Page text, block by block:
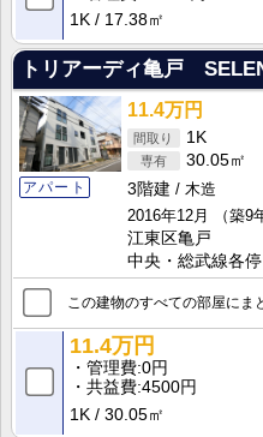
1K
17.38㎡
トリアーディ亀戸
アパート
11.4万円
1K
30.05㎡
3階建
木造
2016年12月
（築9
江東区亀戸
中央・総武線各
この建物のすべての部屋にま
11.4万円
管理費 0円
共益費 4500円
1K
30.05㎡